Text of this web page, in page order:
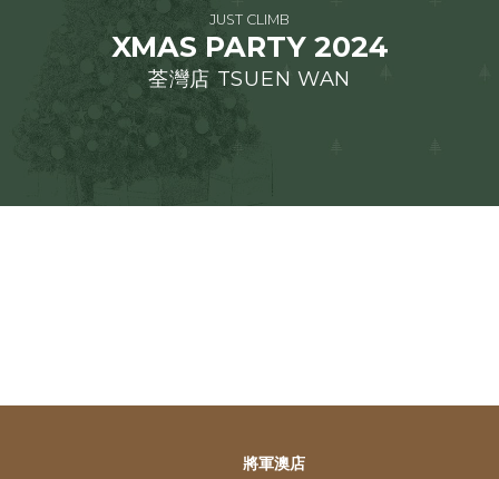
JUST CLIMB
XMAS PARTY 2024
荃灣店 TSUEN WAN
將軍澳店